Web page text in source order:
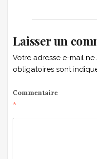
Laisser un
Votre adresse e-mail
obligatoires sont
Commentaire
*